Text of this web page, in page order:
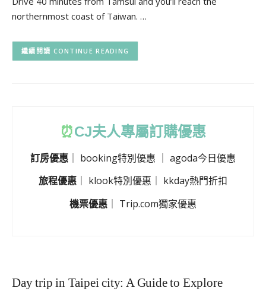
northernmost coast of Taiwan. …
CONTINUE READING
⏰CJ夫人專屬訂購優惠
訂房優惠 ｜ booking特別優惠 ｜ agoda今日優惠
旅程優惠
klook特別優惠
kkday熱門折扣
機票優惠
Trip.com獨家優惠
Day trip in Taipei city: A Guide to Explore